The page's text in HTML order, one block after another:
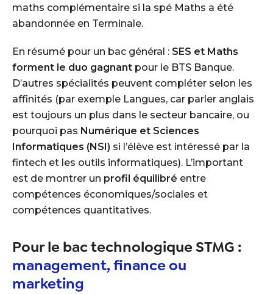
maths complémentaire si la spé Maths a été
abandonnée en Terminale.
En résumé pour un bac général : SES et Maths
forment le duo gagnant pour le BTS Banque.
D’autres spécialités peuvent compléter selon les
affinités (par exemple Langues, car parler anglais
est toujours un plus dans le secteur bancaire, ou
pourquoi pas Numérique et Sciences
Informatiques (NSI) si l’élève est intéressé par la
fintech et les outils informatiques). L’important
est de montrer un profil équilibré entre
compétences économiques/sociales et
compétences quantitatives.
Pour le bac technologique STMG :
management, finance ou
marketing